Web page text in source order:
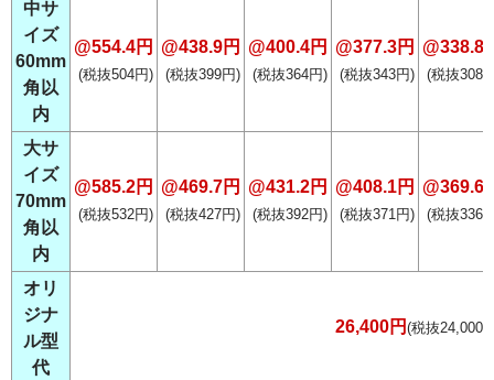
中サ
イズ
60mm
角以
内
@554.4円
(税抜504円)
@438.9円
(税抜399円)
@400.4円
(税抜364円)
@377.3円
(税抜343円)
@338.8
(税抜308
大サ
イズ
70mm
角以
内
@585.2円
(税抜532円)
@469.7円
(税抜427円)
@431.2円
(税抜392円)
@408.1円
(税抜371円)
@369.6
(税抜336
オリ
ジナ
ル型
代
26,400円 (税抜24,000